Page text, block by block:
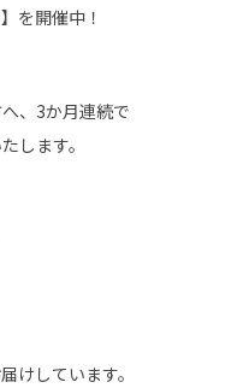
を開催中！
、3か月連続で
します。
けしています。